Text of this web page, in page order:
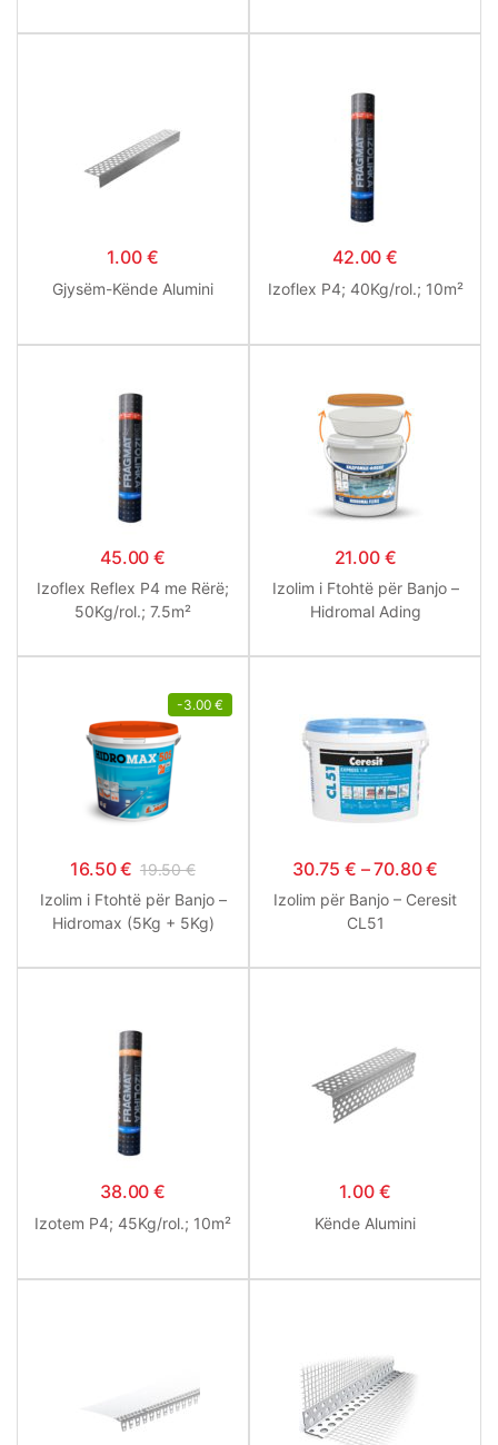
1.00 €
Gjysëm-Kënde Alumini
42.00€
Izoflex P4; 40Kg/rol.; 10m²
45.00€
Izoflex Reflex P4 me Rërë;
50Kg/rol.; 7.5m²
21.00 €
Izolim i Ftohtë për Banjo –
Hidromal Ading
-3.00 €
16.50€ 19.50€
Izolim i Ftohtë për Banjo –
Hidromax (5Kg + 5Kg)
30.75 € –70.80€
Izolim për Banjo – Ceresit
CL51
38.00€
Izotem P4; 45Kg/rol.; 10m²
1.00 €
Kënde Alumini